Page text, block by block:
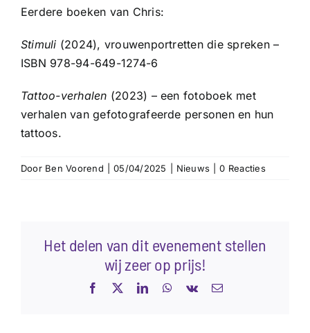
Eerdere boeken van Chris:
Stimuli (2024), vrouwenportretten die spreken –
ISBN 978-94-649-1274-6
Tattoo-verhalen (2023) – een fotoboek met
verhalen van gefotografeerde personen en hun
tattoos.
Door Ben Voorend 05/04/2025 Nieuws 0 Reacties
Het delen van dit evenement stellen
wij zeer op prijs!
Facebook LinkedInWhatsApp
Vk
E-